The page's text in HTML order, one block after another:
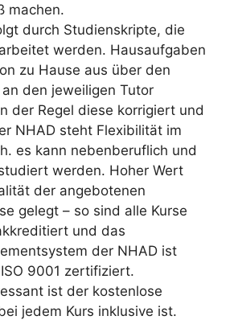
machen.
durch Studienskripte, die
werden. Hausaufgaben
zu Hause aus über den
den jeweiligen Tutor
der Regel diese korrigiert und
NHAD steht Flexibilität im
es kann nebenberuflich und
werden. Hoher Wert
der angebotenen
gelegt – so sind alle Kurse
und das
der NHAD ist
9001 zertifiziert.
ist der kostenlose
jedem Kurs inklusive ist.